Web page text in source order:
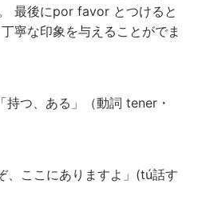
最後にpor favor とつけると
寧な印象を与えることがでま
つ、ある」（動詞 tener・
、ここにありますよ」(tú話す